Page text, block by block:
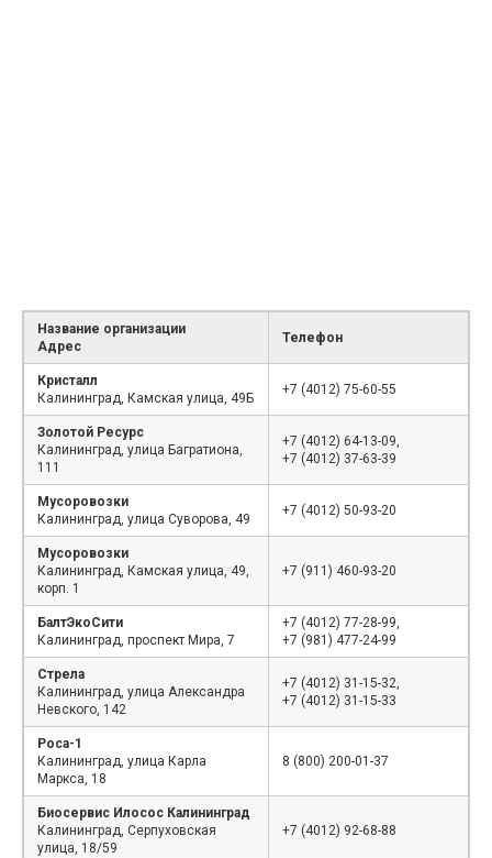
Название организации
Адрес
Телефон
Кристалл
Калининград, Камская улица, 49Б
+7 (4012) 75-60-55
Золотой Ресурс
Калининград, улица Багратиона,
111
+7 (4012) 64-13-09,
+7 (4012) 37-63-39
Мусоровозки
Калининград, улица Суворова, 49
+7 (4012) 50-93-20
Мусоровозки
Калининград, Камская улица, 49,
корп. 1
+7 (911) 460-93-20
БалтЭкоСити
Калининград, проспект Мира, 7
+7 (4012) 77-28-99,
+7 (981) 477-24-99
Стрела
Калининград, улица Александра
Невского, 142
+7 (4012) 31-15-32,
+7 (4012) 31-15-33
Роса-1
Калининград, улица Карла
Маркса, 18
8 (800) 200-01-37
Биосервис Илосос Калининград
Калининград, Серпуховская
улица, 18/59
+7 (4012) 92-68-88